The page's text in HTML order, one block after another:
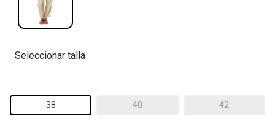
Seleccionar talla
38 40 42